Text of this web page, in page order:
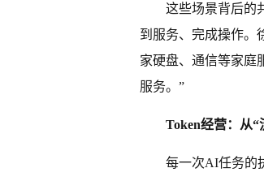
这些场景背后的
到服务、完成操作。
家硬盘、通信等家庭
服务。”
Token经营：从“
每一次AI任务的